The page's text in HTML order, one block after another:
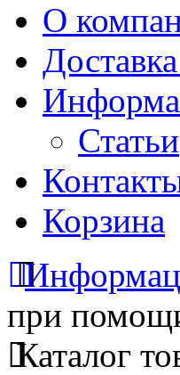
О
Статьи
Корзина
при
Каталог